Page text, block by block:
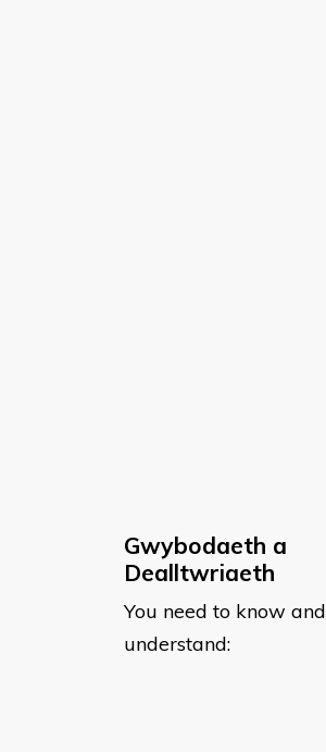
Gwybodaeth a
Dealltwriaeth
You need to know and
understand: